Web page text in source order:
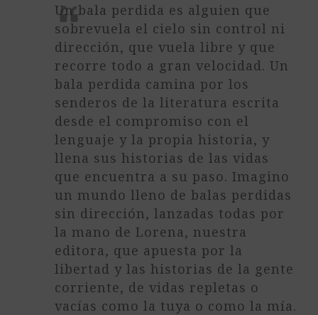
Un bala perdida es alguien que
sobrevuela el cielo sin control ni
dirección, que vuela libre y que
recorre todo a gran velocidad. Un
bala perdida camina por los
senderos de la literatura escrita
desde el compromiso con el
lenguaje y la propia historia, y
llena sus historias de las vidas
que encuentra a su paso. Imagino
un mundo lleno de balas perdidas
sin dirección, lanzadas todas por
la mano de Lorena, nuestra
editora, que apuesta por la
libertad y las historias de la gente
corriente, de vidas repletas o
vacías como la tuya o como la mía.